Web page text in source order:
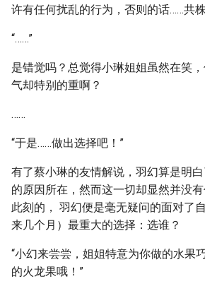
许有任何扰乱的行为，否则的话……共
“……”
是错觉吗？总觉得小琳姐姐虽然在笑
气却特别的重啊？
……
“于是……做出选择吧！”
有了蔡小琳的友情解说，羽幻算是明
的原因所在，然而这一切却显然并没
此刻的， 羽幻便是毫无疑问的面对了
来几个月）最重大的选择：选谁？
“小幻来尝尝，姐姐特意为你做的水果
的火龙果哦！”